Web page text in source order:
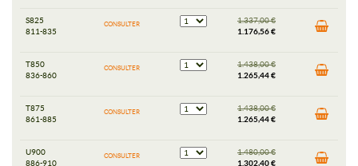
S825
811-835
CONSULTER
1.337,00 €
1.176,56 €
T850
836-860
CONSULTER
1.438,00 €
1.265,44 €
T875
861-885
CONSULTER
1.438,00 €
1.265,44 €
U900
886-910
CONSULTER
1.480,00 €
1.302,40 €